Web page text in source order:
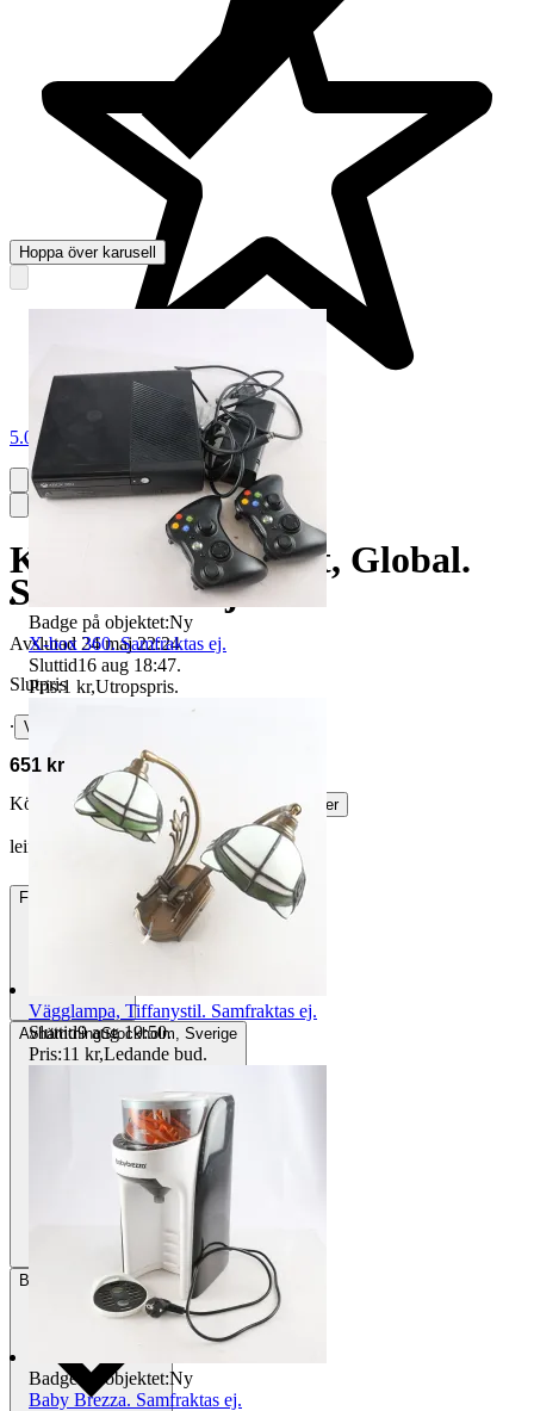
5.0
Knivställ & knivlist, Global.
Samfraktas ej
Avslutad 24 maj 22:24
Slutpris
∙ Visa bud
651 kr
Köparskydd är valfritt hos företag.
Läs mer
leif_nordlund vann auktionen
Frakt
AvhämtningStockholm, Sverige
Betalning Via Tradera
Hoppa över karusell
Badge på objektet:Ny
X-box 360. Samfraktas ej.
Sluttid16 aug 18:47.
Pris:1 kr,Utropspris.
Vägglampa, Tiffanystil. Samfraktas ej.
Sluttid9 aug 19:50.
Pris:11 kr,Ledande bud.
Badge på objektet:Ny
Baby Brezza. Samfraktas ej.